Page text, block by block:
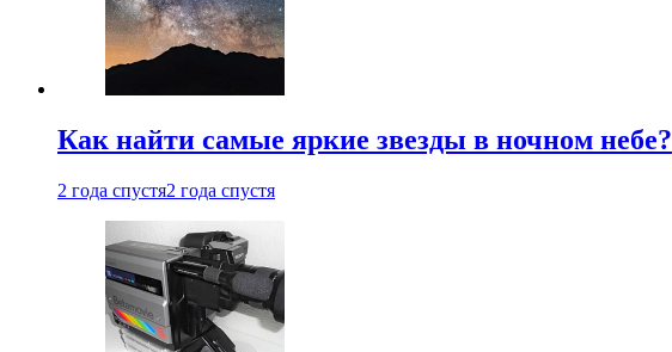
Как найти самые яркие звезды в ночном небе?
2 года спустя2 года спустя